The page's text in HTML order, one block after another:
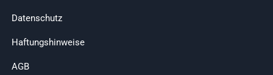
Datenschutz
Haftungshinweise
AGB